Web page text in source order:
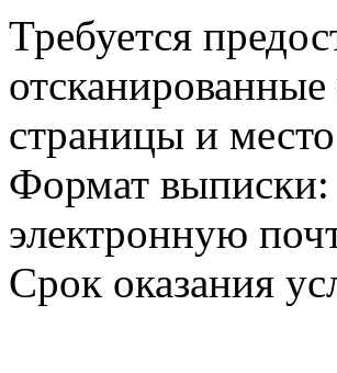
Требуется
страницы и
Формат выписки:
электронную
Срок оказания